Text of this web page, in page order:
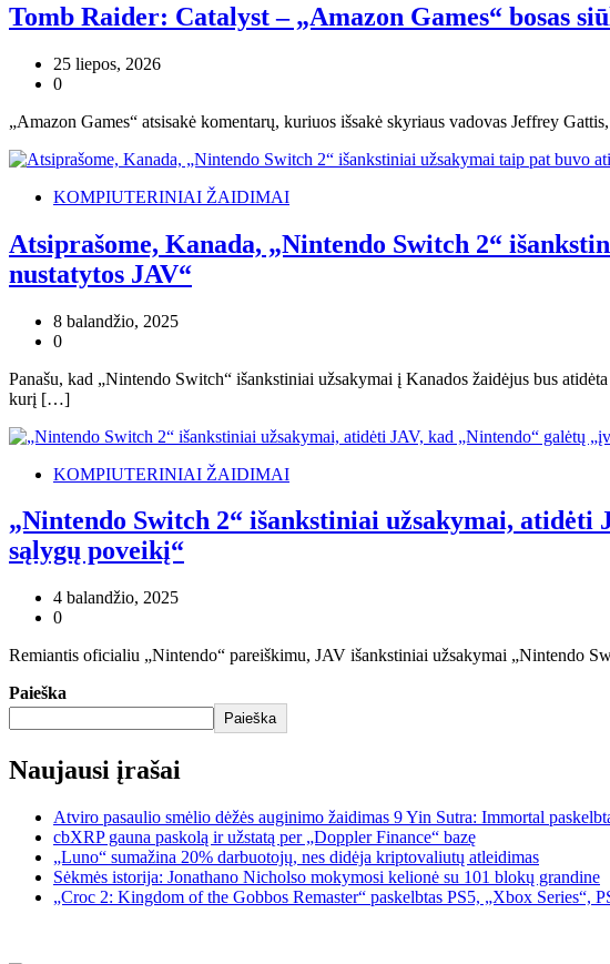
Tomb Raider: Catalyst – „Amazon Games“ bosas
25 liepos, 2026
0
„Amazon Games“ atsisakė komentarų, kuriuos išsakė skyriaus vadovas Jeffrey
KOMPIUTERINIAI ŽAIDIMAI
Atsiprašome, Kanada, „Nintendo Switch 2“
nustatytos JAV“
8 balandžio, 2025
0
Panašu, kad „Nintendo Switch“ išankstiniai užsakymai į Kanados žaidėjus bus
kurį […]
KOMPIUTERINIAI ŽAIDIMAI
„Nintendo Switch 2“ išankstiniai užsakymai,
sąlygų poveikį“
4 balandžio, 2025
0
Remiantis oficialiu „Nintendo“ pareiškimu, JAV išankstiniai užsakymai „Nintendo
Paieška
Paieška
Naujausi įrašai
Atviro pasaulio smėlio dėžės auginimo žaidimas 9 Yin Sutra: Immortal
cbXRP gauna paskolą ir užstatą per „Doppler Finance“ bazę
„Luno“ sumažina 20% darbuotojų, nes didėja kriptovaliutų atleidimas
Sėkmės istorija: Jonathano Nicholso mokymosi kelionė su 101 blokų grandine
„Croc 2: Kingdom of the Gobbos Remaster“ paskelbtas PS5, „Xbox Series“,